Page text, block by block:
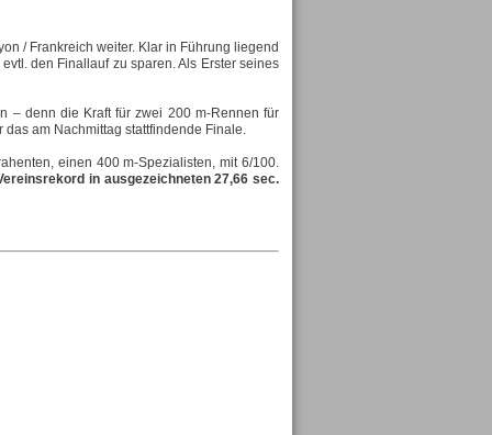
/ Frankreich weiter. Klar in Führung liegend
den Finallauf zu sparen. Als Erster seines
– denn die Kraft für zwei 200 m-Rennen für
am Nachmittag stattfindende Finale.
einen 400 m-Spezialisten, mit 6/100.
in ausgezeichneten 27,66 sec.